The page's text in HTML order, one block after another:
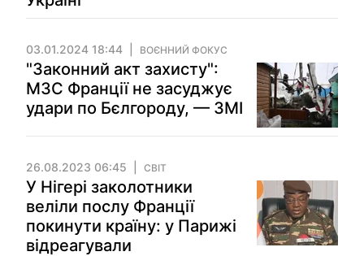
03.01.2024 18:44 ВОЄННИЙ ФОКУС
"Законний акт захисту":
МЗС Франції не засуджує
удари по Бєлгороду, — ЗМІ
26.08.2023 06:45 СВІТ
У Нігері заколотники
веліли послу Франції
покинути країну: у Парижі
відреагували